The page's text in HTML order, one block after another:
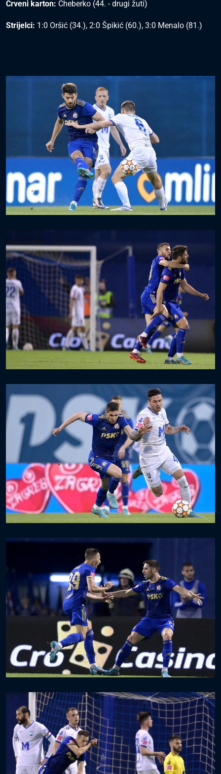
Crveni karton: Cheberko (44. - drugi žuti)
Strijelci: 1:0 Oršić (34.), 2:0 Špikić (60.), 3:0 Menalo (81.)